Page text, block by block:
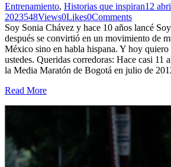
Entrenamiento, Historias que inspiran12
2023548Views0Likes0Comments
Soy Sonia Chávez y hace 10 años lancé
después se convirtió en un movimiento de
México sino en habla hispana. Y hoy
ustedes. Queridas corredoras: Hace casi 11
la Media Maratón de Bogotá en julio de
Read More